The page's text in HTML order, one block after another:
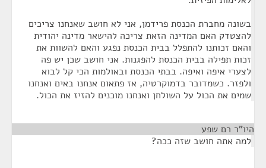
בשונה מחברת הכנסת פרידמן, אני לא חושב שאנחנו צריכים
להצטדק האם המדינה הזאת צריכה להישאר מדינה יהודית
והאם זכותנו להתפלל בבית הכנסת נפגע והאם להשוות את
זכות תפילה בבית הכנסת להפגנות. אני חושב שכן יש פה
לצערי איפה ואיפה. בבתי הכנסת ובאולמות הכי קל לבוא
ולפזר. כשמדובר בדמוקרטיה, אז פתאום אנחנו באים ואנחנו
שמים את הכול על השולחן ואנחנו מוכנים להזיז את הכול.
היו"ר רם שפע
למה אתה חושב שזה ככה?